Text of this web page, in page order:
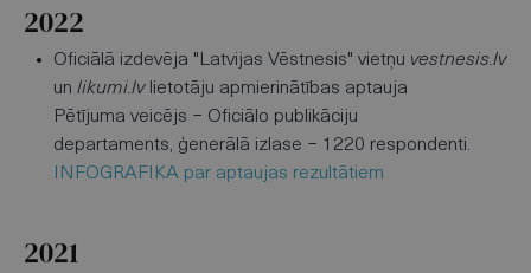
2022
Oficiālā izdevēja "Latvijas Vēstnesis" vietņu vestnesis.lv
un likumi.lvlietotāju apmierinātības aptauja
Pētījuma veicējs − Oficiālo publikāciju
departaments, ģenerālā izlase − 1220 respondenti.
INFOGRAFIKA par aptaujas rezultātiem
2021